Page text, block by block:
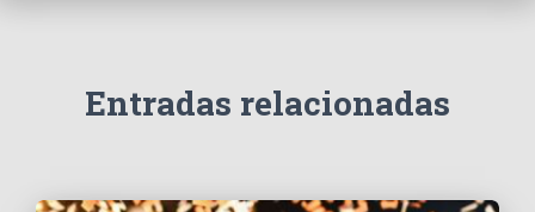
Entradas relacionadas